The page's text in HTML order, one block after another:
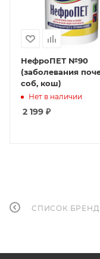
НефроПЕТ №90
(заболевания
соб, кош)
Нет в наличии
2 199 ₽
СПИСОК